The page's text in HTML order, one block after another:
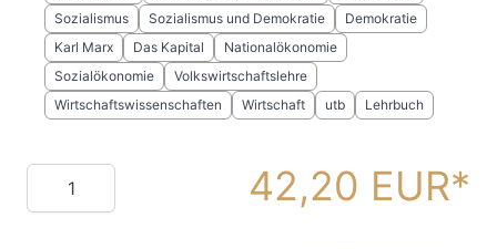
Sozialismus
Sozialismus und Demokratie
Demokratie
Karl Marx
Das Kapital
Nationalökonomie
Sozialökonomie
Volkswirtschaftslehre
Wirtschaftswissenschaften
Wirtschaft utb Lehrbuch
Menge 42,20 EUR